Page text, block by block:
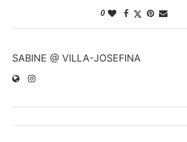
0
SABINE @ VILLA-JOSEFINA